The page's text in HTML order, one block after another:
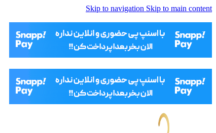
Skip to navigation Skip to main content